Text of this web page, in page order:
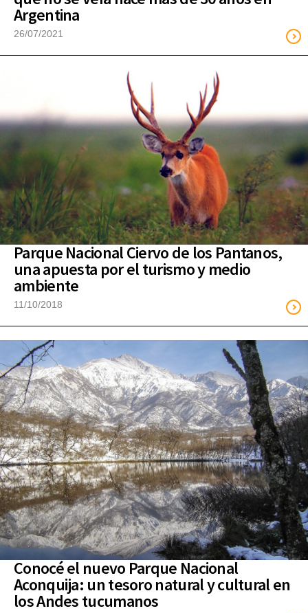
Argentina
26/07/2021
Parque Nacional Ciervo de los Pantanos,
una apuesta por el turismo y medio
ambiente
11/10/2018
Conocé el nuevo Parque Nacional
Aconquija: un tesoro natural y cultural en
los Andes tucumanos